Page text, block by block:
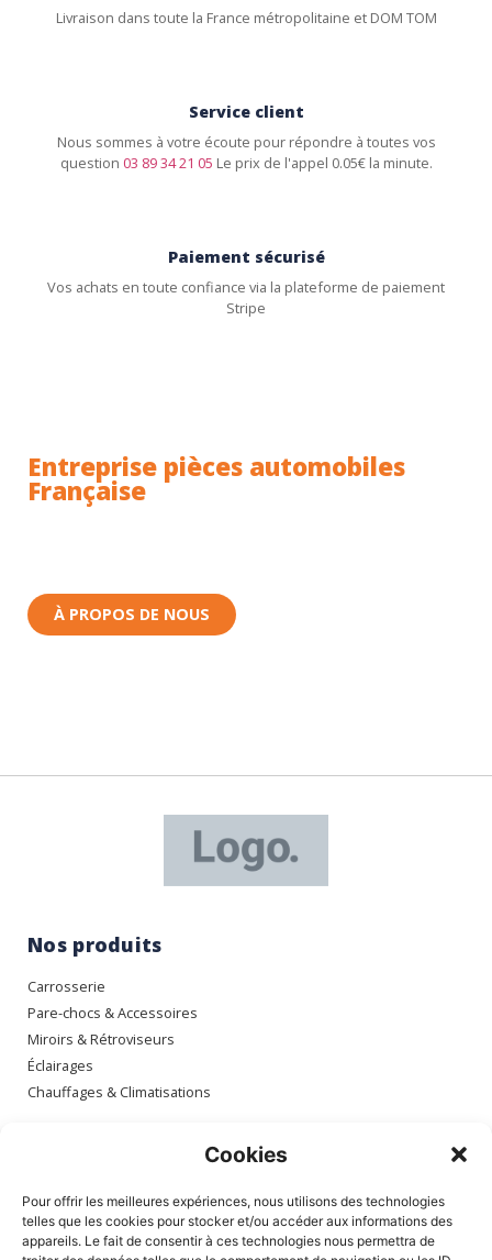
Cookies
Pour offrir les meilleures expériences, nous utilisons des technologies
telles que les cookies pour stocker et/ou accéder aux informations des
appareils. Le fait de consentir à ces technologies nous permettra de
Livraison dans toute la France métropolitaine et DOM TOM
Service client
Nous sommes à votre écoute pour répondre à toutes vos
question 03 89 34 21 05 Le prix de l'appel 0.05€ la minute.
Paiement sécurisé
Vos achats en toute confiance via la plateforme de paiement
Stripe
Entreprise pièces automobiles
Française
À PROPOS DE NOUS
Nos produits
Carrosserie
Pare-chocs & Accessoires
Miroirs & Rétroviseurs
Éclairages
Chauffages & Climatisations
Mon compte
Mes commandes
Mes adresses